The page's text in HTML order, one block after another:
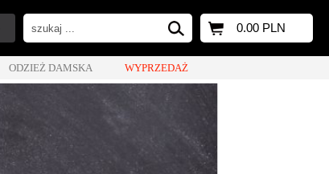
0.00 PLN
ODZIEŻ DAMSKA WYPRZEDAŻ